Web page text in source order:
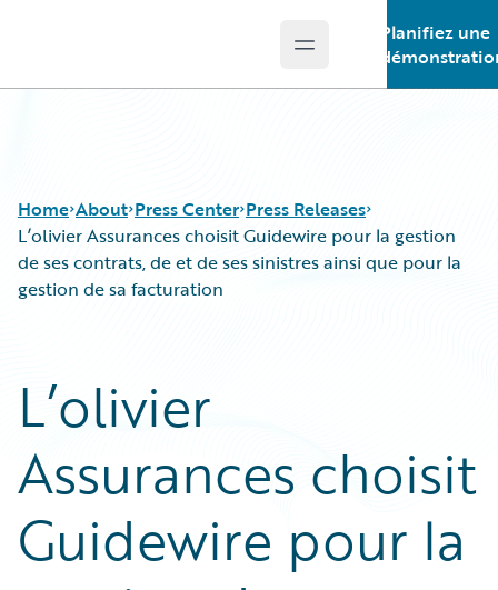
Open main menu
Planifiez une
Home About Press Center Press Releases
L’olivier Assurances choisit Guidewire pour la gestion
de ses contrats, de et de ses sinistres ainsi que pour la
gestion de sa facturation
L’olivier
Assurances choisit
Guidewire pour la